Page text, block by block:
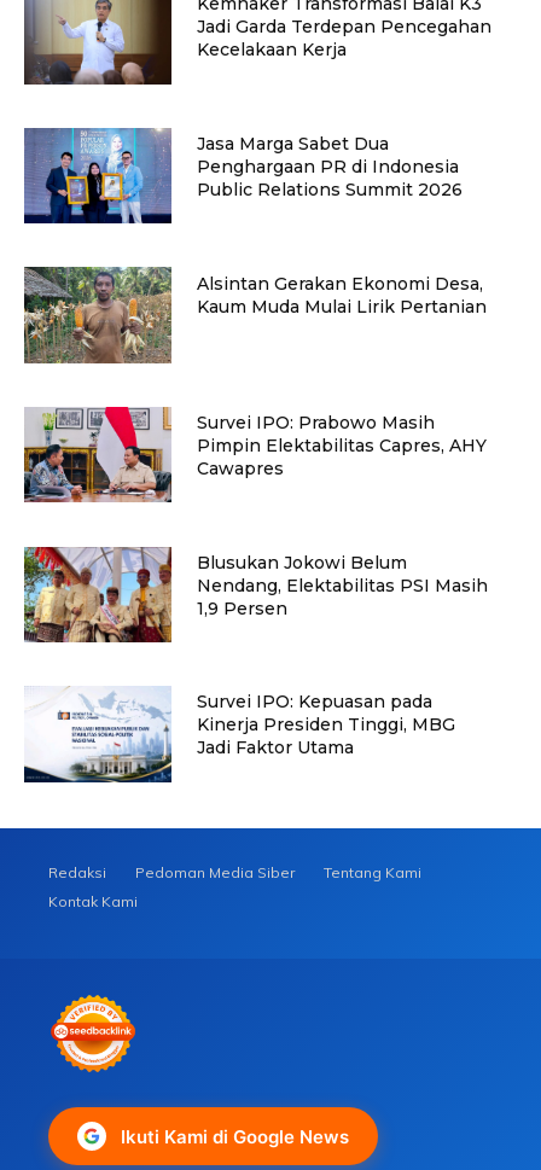
Jadi Garda Terdepan Pencegahan
Kecelakaan Kerja
Jasa Marga Sabet Dua
Penghargaan PR di Indonesia
Public Relations Summit 2026
Alsintan Gerakan Ekonomi Desa,
Kaum Muda Mulai Lirik Pertanian
Survei IPO: Prabowo Masih
Pimpin Elektabilitas Capres, AHY
Cawapres
Blusukan Jokowi Belum
Nendang, Elektabilitas PSI Masih
1,9 Persen
Survei IPO: Kepuasan pada
Kinerja Presiden Tinggi, MBG
Jadi Faktor Utama
Redaksi Pedoman Media Siber
Tentang Kami
Kontak Kami
Ikuti Kami di Google News